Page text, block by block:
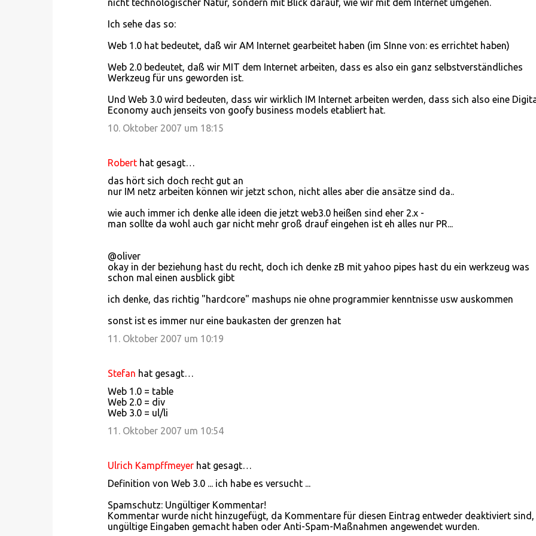
nicht technologischer Natur, sondern mit Blick darauf, wie wir mit dem Internet umgehen.
Ich sehe das so:
Web 1.0 hat bedeutet, daß wir AM Internet gearbeitet haben (im SInne von: es errichtet haben)
Web 2.0 bedeutet, daß wir MIT dem Internet arbeiten, dass es also ein ganz selbstverständliches
Werkzeug für uns geworden ist.
Und Web 3.0 wird bedeuten, dass wir wirklich IM Internet arbeiten werden, dass sich also eine
Economy auch jenseits von goofy business models etabliert hat.
10. Oktober 2007 um 18:15
Roberthat gesagt…
das hört sich doch recht gut an
nur IM netz arbeiten können wir jetzt schon, nicht alles aber die ansätze sind da..
wie auch immer ich denke alle ideen die jetzt web3.0 heißen sind eher 2.x -
man sollte da wohl auch gar nicht mehr groß drauf eingehen ist eh alles nur PR...
@oliver
okay in der beziehung hast du recht, doch ich denke zB mit yahoo pipes hast du ein werkzeug was
schon mal einen ausblick gibt
ich denke, das richtig "hardcore" mashups nie ohne programmier kenntnisse usw auskommen
sonst ist es immer nur eine baukasten der grenzen hat
11. Oktober 2007 um 10:19
Stefan hat gesagt…
Web 1.0 = table
Web 2.0 = div
Web 3.0 = ul/li
11. Oktober 2007 um 10:54
Ulrich Kampffmeyerhat gesagt…
Definition von Web 3.0 ... ich habe es versucht ...
Spamschutz: Ungültiger Kommentar!
Kommentar wurde nicht hinzugefügt, da Kommentare für diesen Eintrag entweder deaktiviert sind,
ungültige Eingaben gemacht haben oder Anti-Spam-Maßnahmen angewendet wurden.